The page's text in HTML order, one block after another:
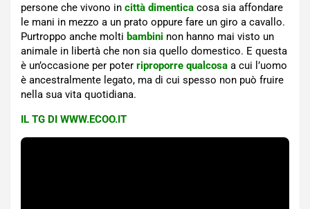
persone che vivono in città dimentica cosa sia affondare
le mani in mezzo a un prato oppure fare un giro a cavallo.
Purtroppo anche molti bambini non hanno mai visto un
animale in libertà che non sia quello domestico. E questa
è un’occasione per poter riproporre qualcosa a cui l’uomo
è ancestralmente legato, ma di cui spesso non può fruire
nella sua vita quotidiana.
IL TG DI WWW.ECOO.IT